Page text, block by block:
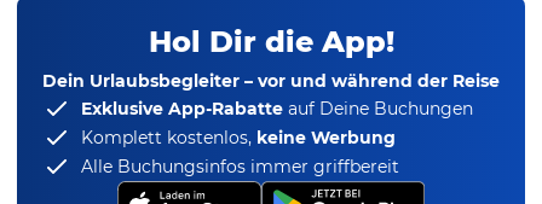
Hol Dir die App!
Dein Urlaubsbegleiter – vor und während der Reise
Exklusive App-Rabatte auf Deine Buchungen
Komplett kostenlos, keine Werbung
Alle Buchungsinfos immer griffbereit